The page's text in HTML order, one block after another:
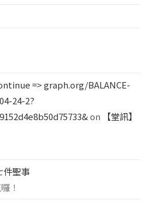
=> graph.org/BALANCE-
24-2?
on
【堂訊】
件聖事
！